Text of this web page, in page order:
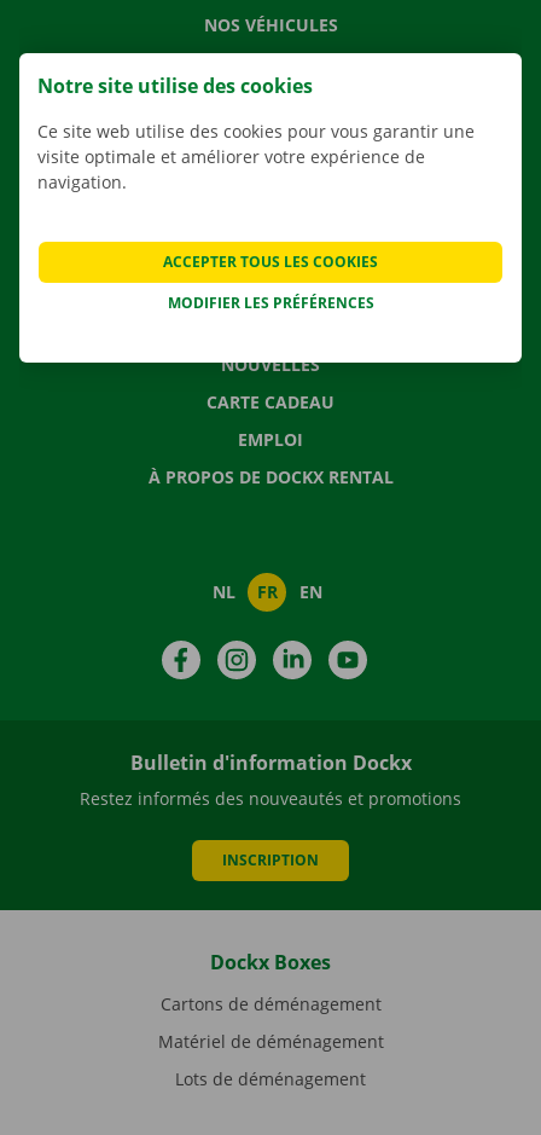
NOS VÉHICULES
AGENCES
APPLI
SOLUTIONS DE DÉMÉNAGEMENT
CONTACTEZ NOUS
NOUVELLES
CARTE CADEAU
EMPLOI
À PROPOS DE DOCKX RENTAL
NL FR EN
FacebookInstagramLinkedIn
Bulletin d'information Dockx
Restez informés des nouveautés et promotions
INSCRIPTION
Dockx Boxes
Cartons de déménagement
Matériel de déménagement
Lots de déménagement
Notre site utilise des cookies
Ce site web utilise des cookies pour vous garantir une
visite optimale et améliorer votre expérience de
navigation.
MODIFIER LES PRÉFÉRENCES
ACCEPTER TOUS LES COOKIES